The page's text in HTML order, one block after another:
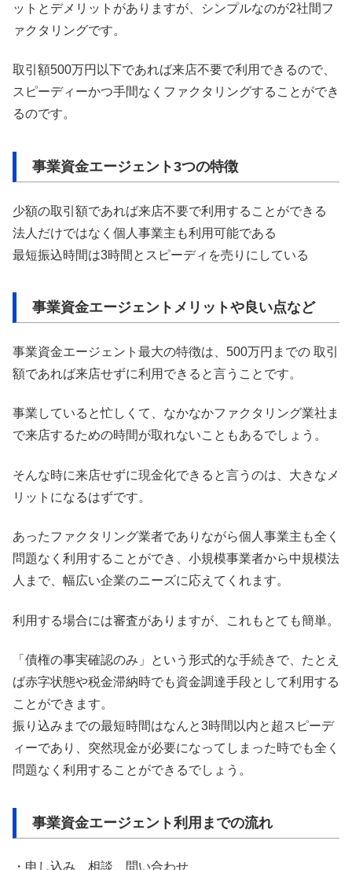
ットとデメリットがありますが、シンプルなのが2社間フ
ァクタリングです。
取引額500万円以下であれば来店不要で利用できるので、
スピーディーかつ手間なくファクタリングすることができ
るのです。
事業資金エージェント3つの特徴
少額の取引額であれば来店不要で利用することができる
法人だけではなく個人事業主も利用可能である
最短振込時間は3時間とスピーディを売りにしている
事業資金エージェントメリットや良い点など
事業資金エージェント最大の特徴は、500万円までの 取引
額であれば来店せずに利用できると言うことです。
事業していると忙しくて、なかなかファクタリング業社ま
で来店するための時間が取れないこともあるでしょう。
そんな時に来店せずに現金化できると言うのは、大きなメ
リットになるはずです。
あったファクタリング業者でありながら個人事業主も全く
問題なく利用することができ、小規模事業者から中規模法
人まで、幅広い企業のニーズに応えてくれます。
利用する場合には審査がありますが、これもとても簡単。
「債権の事実確認のみ」という形式的な手続きで、たとえ
ば赤字状態や税金滞納時でも資金調達手段として利用する
ことができます。
振り込みまでの最短時間はなんと3時間以内と超スピーデ
ィーであり、突然現金が必要になってしまった時でも全く
問題なく利用することができるでしょう。
事業資金エージェント利用までの流れ
・申し込み、相談、問い合わせ